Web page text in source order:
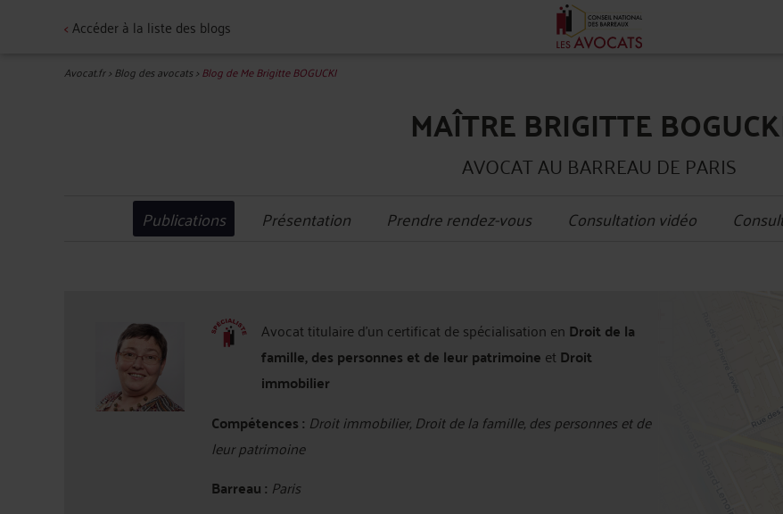
<Accéder à la liste des blogs
Avocat.fr>Blog des avocats>Blog de Me Brigitte BOGUCKI
MAÎTRE BRIGITTE
AVOCAT AU BARREAU DE PARIS
Publications Présentation Prendre rendez-vous Consultation vidéo
Avocat titulaire d'un certificat de spécialisation en Droit de la
famille, des personnes et de leur patrimoine etDroit
immobilier
Compétences : Droit immobilier, Droit de la famille, des personnes et de
leur patrimoine
Barreau : Paris